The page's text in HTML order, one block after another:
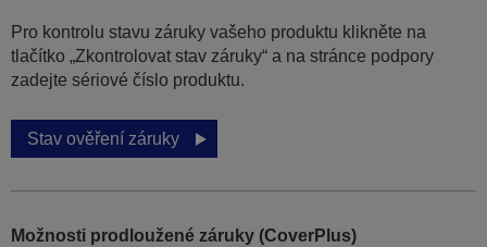
Pro kontrolu stavu záruky vašeho produktu klikněte na
tlačítko „Zkontrolovat stav záruky“ a na stránce podpory
zadejte sériové číslo produktu.
Stav ověření záruky
Možnosti prodloužené záruky (CoverPlus)